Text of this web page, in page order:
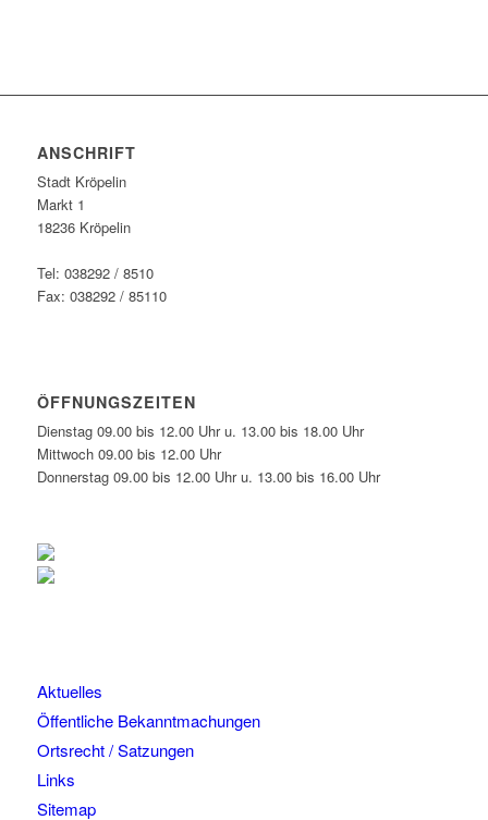
ANSCHRIFT
Stadt Kröpelin
Markt 1
18236 Kröpelin
Tel: 038292 / 8510
Fax: 038292 / 85110
ÖFFNUNGSZEITEN
Dienstag 09.00 bis 12.00 Uhr u. 13.00 bis 18.00 Uhr
Mittwoch 09.00 bis 12.00 Uhr
Donnerstag 09.00 bis 12.00 Uhr u. 13.00 bis 16.00 Uhr
Aktuelles
Öffentliche Bekanntmachungen
Ortsrecht / Satzungen
Links
Sitemap